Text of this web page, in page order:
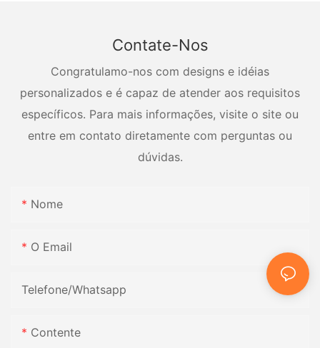
Contate-Nos
Congratulamo-nos com designs e idéias
personalizados e é capaz de atender aos requisitos
específicos. Para mais informações, visite o site ou
entre em contato diretamente com perguntas ou
dúvidas.
Nome
O Email
Telefone/whatsapp
Contente